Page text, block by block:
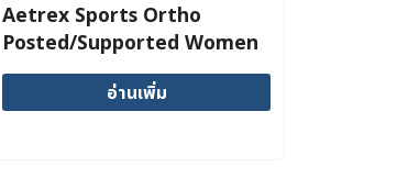
page
Aetrex Sports Ortho
Posted/Supported Women
อ่านเพิ่ม